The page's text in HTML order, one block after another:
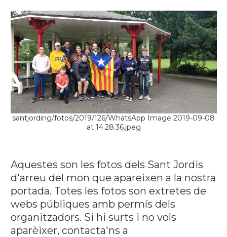
santjording/fotos/2019/126/WhatsApp Image 2019-09-08
at 14.28.36.jpeg
Aquestes son les fotos dels Sant Jordis
d'arreu del mon que apareixen a la nostra
portada. Totes les fotos son extretes de
webs públiques amb permís dels
organitzadors. Si hi surts i no vols
aparèixer, contacta'ns a